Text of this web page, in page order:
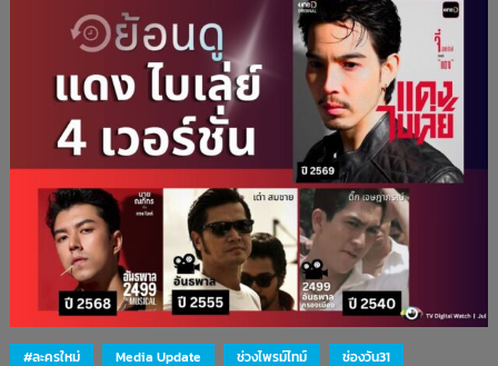
#ละครใหม่ Media Update ช่วงไพรม์ไทม์
ช่องวัน31